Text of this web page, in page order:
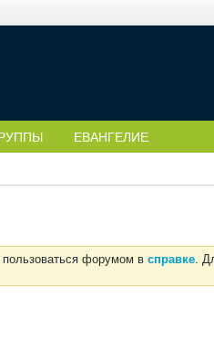
ЕВАНГЕЛИЕ
форумом в справке.